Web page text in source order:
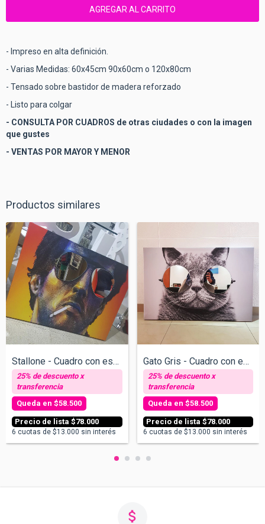
- Impreso en alta definición.
- Varias Medidas: 60x45cm 90x60cm o 120x80cm
- Tensado sobre bastidor de madera reforzado
- Listo para colgar
- CONSULTA POR CUADROS de otras ciudades o con la imagen
que gustes
- VENTAS POR MAYOR Y MENOR
Productos similares
Stallone - Cuadro con espejos - v/tamaño...
$78.000
$58.500
6 cuotas de $13.000 sin interés
Gato Gris - Cuadro con espejos v/tamaños
$78.000
$58.500
6 cuotas de $13.000 sin interés